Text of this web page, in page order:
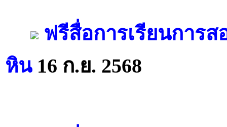
ฟรีสื่อการเรียนการส
หิน16 ก.ย. 2568